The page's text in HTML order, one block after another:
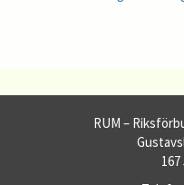
RUM –